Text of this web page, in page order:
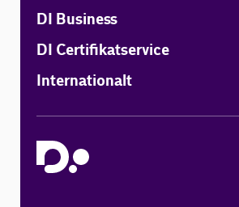
DI Business
DI Certifikatservice
Internationalt